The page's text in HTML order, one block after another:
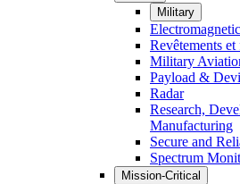
Military
Revêtements
Military
Payload &
Radar
Research,
Manufacturing
Secure and
Spectrum
Mission-Critical